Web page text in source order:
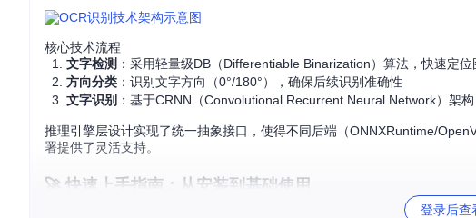
核心技术流程
文字检测 ：采用轻量级DB（Differentiable Binarization）算法，快速定
方向分类 ：识别文字方向（0°/180°），确保后续识别准确性
文字识别 ：基于CRNN（Convolutional Recurrent Neural Network）架
推理引擎层设计实现了统一抽象接口，使得不同后端（ONNXRuntime/
署提供了灵活支持。
🚀 快速上手指南：从安装到基础使用
登录后查